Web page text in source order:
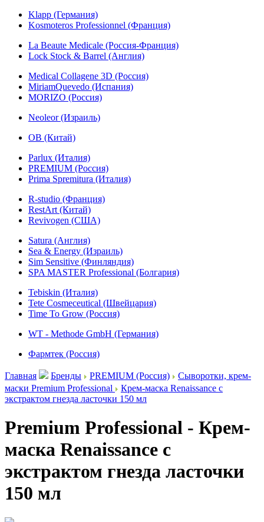
Klapp (Германия)
Kosmoteros Professionnel (Франция)
La Beaute Medicale (Россия-Франция)
Lock Stock & Barrel (Англия)
Medical Collagene 3D (Россия)
MiriamQuevedo (Испания)
MORIZO (Россия)
Neoleor (Израиль)
OB (Китай)
Parlux (Италия)
PREMIUM (Россия)
Prima Spremitura (Италия)
R-studio (Франция)
RestArt (Китай)
Revivogen (США)
Satura (Англия)
Sea & Energy (Израиль)
Sim Sensitive (Финляндия)
SPA MASTER Professional (Болгария)
Tebiskin (Италия)
Tete Cosmeceutical (Швейцария)
Time To Grow (Россия)
WT - Methode GmbH (Германия)
Фармтек (Россия)
Главная Бренды PREMIUM (Россия)
Сыворотки, крем-
маски Premium Professional
Крем-маска Renaissance с
экстрактом гнезда ласточки 150 мл
Premium Professional - Крем-
маска Renaissance с
экстрактом гнезда ласточки
150 мл